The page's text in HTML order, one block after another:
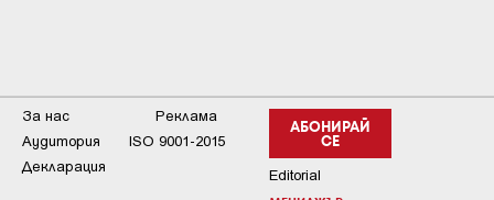
АБОНИРАЙ
СЕ
Editorial
За нас
Реклама
Аудитория
ISO 9001-2015
Декларация